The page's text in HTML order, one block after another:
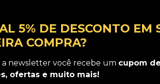
5% DE DESCONTO EM
COMPRA?
a newsletter você recebe um cupom
ofertas e muito mais!